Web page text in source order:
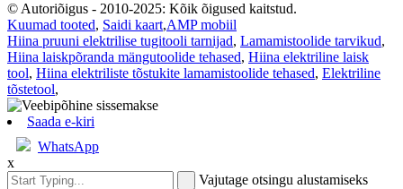
© Autoriõigus - 2010-2025: Kõik õigused kaitstud.
Kuumad tooted, Saidi kaart,AMP mobiil
Hiina pruuni elektrilise tugitooli tarnijad, Lamamistoolide tarvikud,
Hiina laiskpõranda mängutoolide tehased, Hiina elektriline laisk
tool, Hiina elektriliste tõstukite lamamistoolide tehased, Elektriline
tõstetool,
Saada e-kiri
WhatsApp
x
Vajutage otsingu alustamiseks